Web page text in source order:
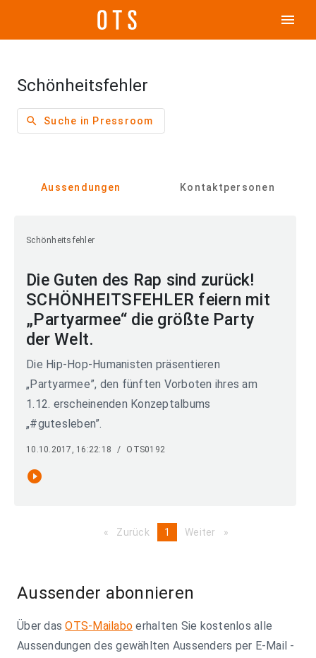
menu
Schönheitsfehler
search Suche in Pressroom
Aussendungen Kontaktpersonen
Schönheitsfehler
Die Guten des Rap sind zurück!
SCHÖNHEITSFEHLER feiern mit
„Partyarmee“ die größte Party
der Welt.
Die Hip-Hop-Humanisten präsentieren
„Partyarmee”, den fünften Vorboten ihres am
1.12. erscheinenden Konzeptalbums
„#gutesleben”.
10.10.2017, 16:22:18 / OTS0192
play_circle_filled
Zurück pageYou're
1 Weiter page
Aussender abonnieren
Über dasOTS-Mailabo erhalten Sie kostenlos alle
Aussendungen des gewählten Aussenders per E-Mail -